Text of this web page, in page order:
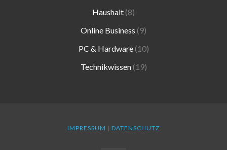
Haushalt (8)
Online Business (9)
PC & Hardware(10)
Technikwissen(19)
IMPRESSUM | DATENSCHUTZ